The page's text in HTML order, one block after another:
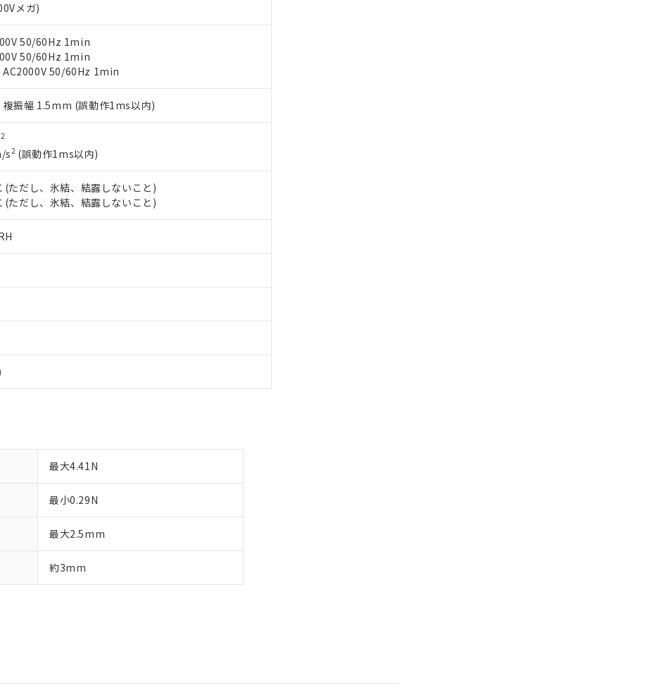
メガ)
50/60Hz 1min
50/60Hz 1min
AC2000V 50/60Hz 1min
複振幅 1.5mm (誤動作1ms以内)
2
s2(誤動作1ms以内)
ただし、氷結、結露しないこと)
ただし、氷結、結露しないこと)
最大4.41N
最小0.29N
最大2.5mm
約3mm
スは、当社制御機器事業取扱商品の当社在庫状況および標準価格(税抜)を提供させていただ
器事業取扱商品の中には、本サービスの対象外となる商品もあることをご了承ください。
よび標準価格照会結果は、記載している更新日時点での社内データに基づき作成されるも
閲覧された時点での実際の在庫および標準価格とは異なる場合があることをご了承くださ
状況および標準価格はお客様のお取引先、またはお客様担当のオムロン制御機器販売店・
にご相談ください。
御機器販売店や当社販売拠点は「
よび標準価格結果を当社の事前の承諾なく第三者に漏洩または開示しないようお願いしま
機能（部品リスト作成サービス）をご利用いただくには、I-Webメンバーズにご登録され
があります。
ウェブサイト上で当社にご登録された部品リストについて、当社および当社の共同利用者
同利用者とは、"個人情報の共同利用に関して"
の「1.共同利用者の範囲」に記載されて
、 水銀(Hg) 1000ppm以下、 カドミウム(Cd) 100ppm以下、
以下、ポリ臭化ビフェニル類(PBB) 1000ppm以下、ポリ臭化ジフェニルエーテル類(PBDE) 1000ppm以下、
ルヘキシル) (DEHP)(別名：DOP) 1000ppm以下、フタル酸ブチルベンジル（BBP） 1000ppm以下、フタル酸ジブチ
以下、フタル酸ジイソブチル (DIBP) 1000ppm以下
業用監視および制御機器に対する適用除外項目は除く。
え状況などにより、予定月が前後することがあります。
書ダウンロード
書をダウンロードすることができます。
10物質）の非含有証明書
証明書（当社基準）
日時点で非含有を証明するもので、過去に遡って非含有を証明するものではありません。
備考欄に対応日を記載しておりました。
応品への在庫切替を完了していることから、特段のことがない限り、2022年1月12日よ
材料含有率が中国RoHSの基準値を超えていることを示します。
です。当社販売部門へお問い合わせください。
基準値 (GB/T26572)：
水銀) : 1000ppm、 Cd(カドミウム) : 100ppm、
、 PBBs(ポリ臭化ビフェニル類) : 1000ppm、 PBDEs(ポリ臭化ジフェニルエーテル類) : 1000ppm、
ル) : 1000ppm、 DIBP(フタル酸ジイソブチル) : 1000ppm、 BBP(フタル酸ブチルベンジル) : 1000ppm、
(2-エチルヘキシル)) : 1000ppm
用期限
（10物質）のすべてが基準値以下であることを示します。
使用状況下において有害物質が外部に漏えいし、環境に深刻な影響を及ぼさない年数を意
な手続きをとります。
貨物を破棄する場合は、完全に破砕するなど、違法に輸出されないよう必要な手段を講じ
製品を、核兵器、ミサイル、化学兵器、生物兵器またはその他武器並びにこれらの製造装
使用いたしません。
社製品を第三者に販売する場合は、上記1、2および3の内容を当該第三者に通知します。
、販売先および販売に係わる関係者が違法に輸出するおそれがある場合は、取り引きをい
。
以上の在庫あり
には満たないが在庫あり
し(最新の在庫状況については、お客様のお取引先、またはお客様担当のオムロン制御
売店・当社販売員にご確認ください)
産機種、また在庫状況の情報を公開していない機種